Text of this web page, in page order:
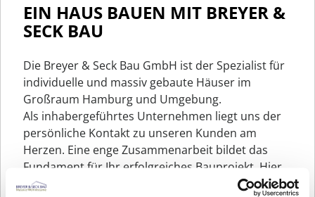
EIN HAUS BAUEN MIT BREYER &
SECK BAU
Die Breyer & Seck Bau GmbH ist der Spezialist für
individuelle und massiv gebaute Häuser im
Großraum Hamburg und Umgebung.
Als inhabergeführtes Unternehmen liegt uns der
persönliche Kontakt zu unseren Kunden am
Herzen. Eine enge Zusammenarbeit bildet das
Fundament für Ihr erfolgreiches Bauprojekt. Hier
sehen Sie eines unserer Referenzhäuser und